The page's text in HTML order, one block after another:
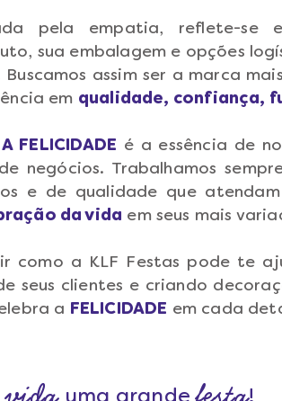
pela empatia, reflete-se
sua embalagem e opções
assim ser a marca
em qualidade, confiança,
FELICIDADE é a essência de
negócios. Trabalhamos
e de qualidade que
da vida em seus mais
como a KLF Festas pode te
seus clientes e criando
a FELICIDADE em cada